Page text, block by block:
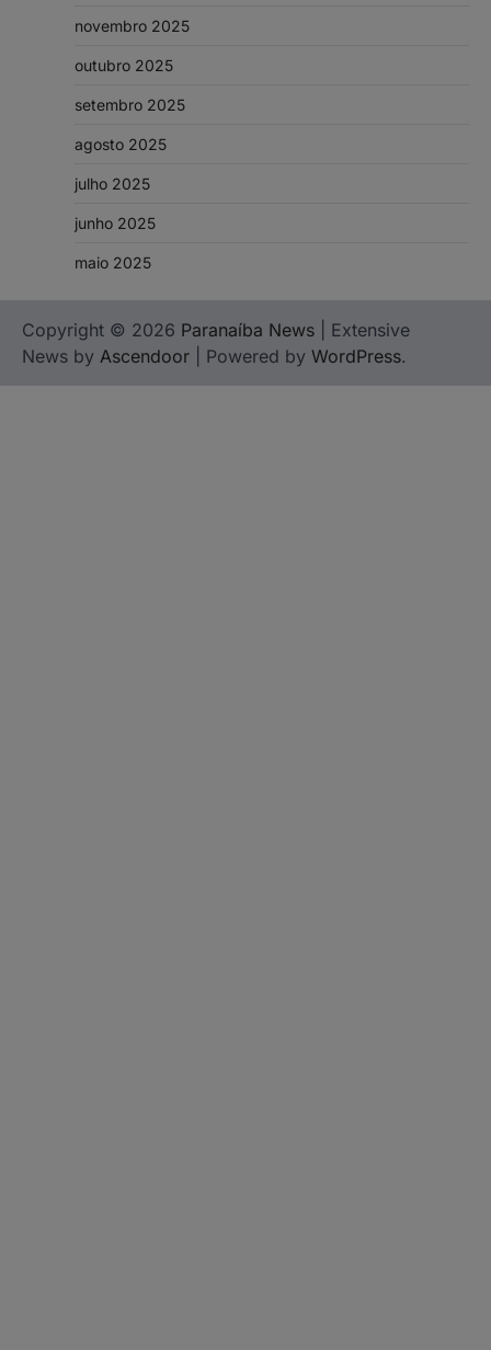
novembro 2025
outubro 2025
setembro 2025
agosto 2025
julho 2025
junho 2025
maio 2025
Copyright © 2026 Paranaíba News | Extensive
News by Ascendoor | Powered by WordPress.